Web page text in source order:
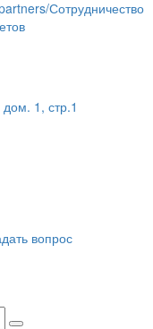
Сотрудничество
1, стр.1
вопрос